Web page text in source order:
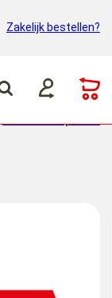
Zakelijk bestellen?